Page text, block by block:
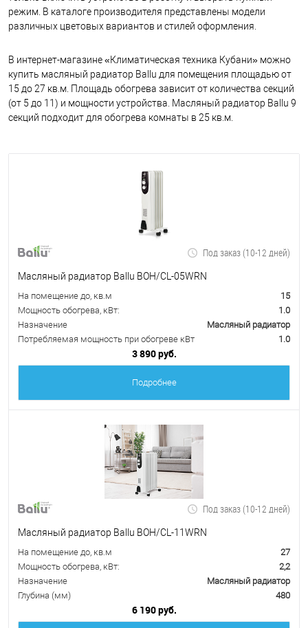
режим. В каталоге производителя представлены модели
различных цветовых вариантов и стилей оформления.
В интернет-магазине «Климатическая техника Кубани» можно
купить масляный радиатор Ballu для помещения площадью от
15 до 27 кв.м. Площадь обогрева зависит от количества секций
(от 5 до 11) и мощности устройства. Масляный радиатор Ballu 9
секций подходит для обогрева комнаты в 25 кв.м.
Под заказ (10-12 дней)
Масляный радиатор Ballu BOH/CL-05WRN
На помещение до, кв.м
15
Мощность обогрева, кВт:
1.0
Назначение
Масляный радиатор
Потребляемая мощность при обогреве кВт
1.0
3 890 руб.
Подробнее
Под заказ (10-12 дней)
Масляный радиатор Ballu BOH/CL-11WRN
На помещение до, кв.м
27
Мощность обогрева, кВт:
2,2
Назначение
Масляный радиатор
Глубина (мм)
480
6 190 руб.